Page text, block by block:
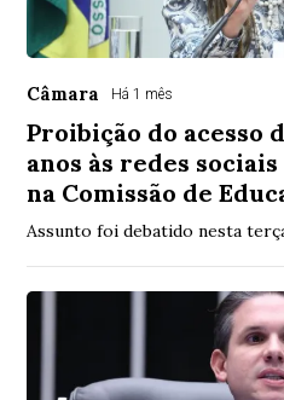
Câmara Há 1 mês
Proibição do acesso
anos às redes
na Comissão de
Assunto foi debatido nesta